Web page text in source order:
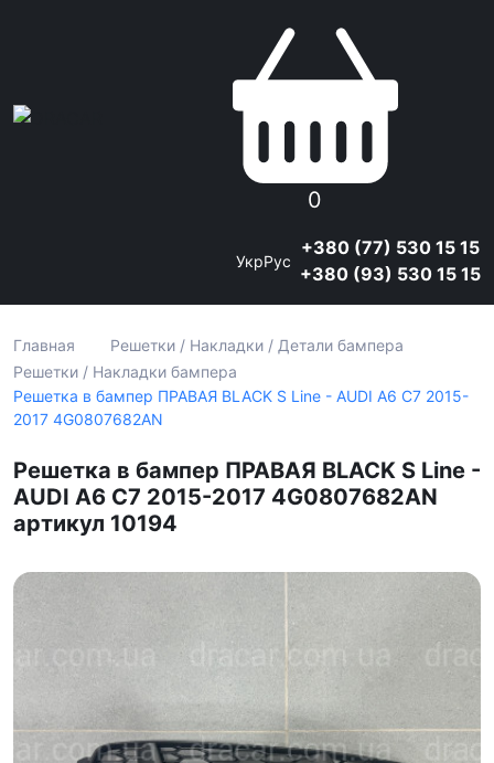
0
УкрРус
+380 (77) 530 15 15
+380 (93) 530 15 15
Главная
Решетки / Накладки / Детали бампера
Решетки / Накладки бампера
Решетка в бампер ПРАВАЯ BLACK S Line - AUDI A6 С7 2015-
2017 4G0807682AN
Решетка в бампер ПРАВАЯ BLACK S Line -
AUDI A6 С7 2015-2017 4G0807682AN
артикул 10194